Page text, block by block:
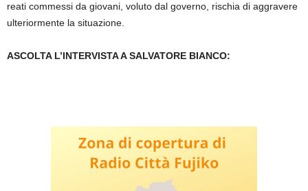
reati commessi da giovani, voluto dal governo, rischia di aggravere
ulteriormente la situazione.
ASCOLTA L’INTERVISTA A SALVATORE BIANCO: